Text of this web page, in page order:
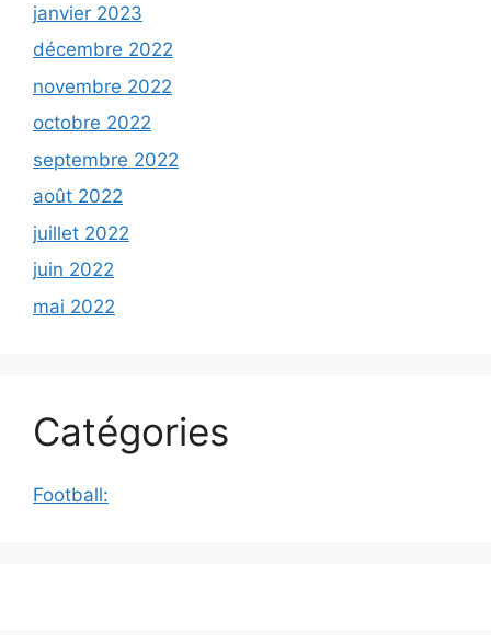
janvier 2023
décembre 2022
novembre 2022
octobre 2022
septembre 2022
août 2022
juillet 2022
juin 2022
mai 2022
Catégories
Football: